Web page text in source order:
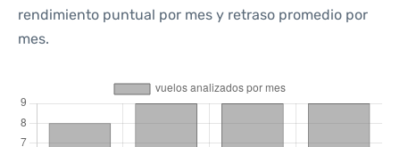
rendimiento puntual por mes y retraso promedio por
mes.